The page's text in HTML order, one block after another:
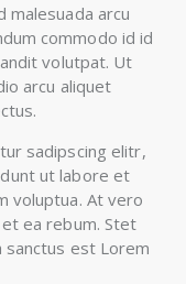
malesuada arcu
commodo id id
volutpat. Ut
arcu aliquet
sadipscing elitr,
ut labore et
voluptua. At vero
ea rebum. Stet
sanctus est Lorem